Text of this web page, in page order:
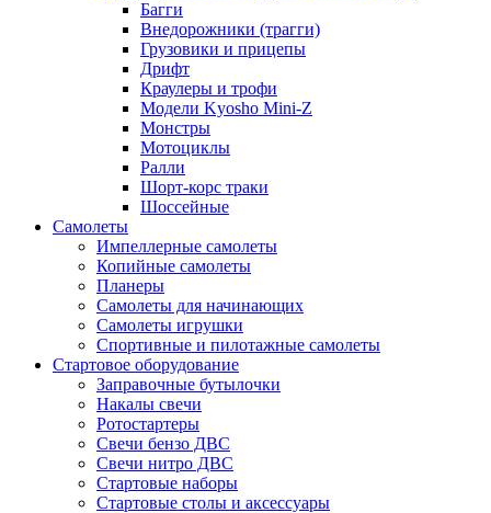
Багги
Внедорожники (трагги)
Грузовики и прицепы
Дрифт
Краулеры и трофи
Модели Kyosho Mini-Z
Монстры
Мотоциклы
Ралли
Шорт-корс траки
Шоссейные
Самолеты
Импеллерные самолеты
Копийные самолеты
Планеры
Самолеты для начинающих
Самолеты игрушки
Спортивные и пилотажные самолеты
Стартовое оборудование
Заправочные бутылочки
Накалы свечи
Ротостартеры
Свечи бензо ДВС
Свечи нитро ДВС
Стартовые наборы
Стартовые столы и аксессуары